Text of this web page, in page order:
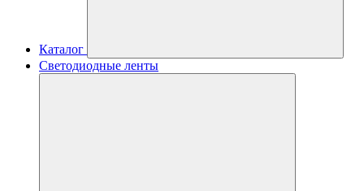
Каталог
Светодиодные ленты